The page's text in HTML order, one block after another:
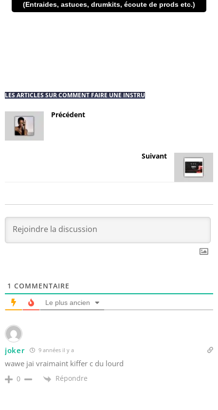
(Entraides, astuces, drumkits, écoute de prods etc.)
LES ARTICLES SUR COMMENT FAIRE UNE INSTRU
Précédent
Suivant
1 COMMENTAIRE
Le plus ancien
joker 9 années il y a
wawe jai vraimaint kiffer c du lourd
0 Répondre